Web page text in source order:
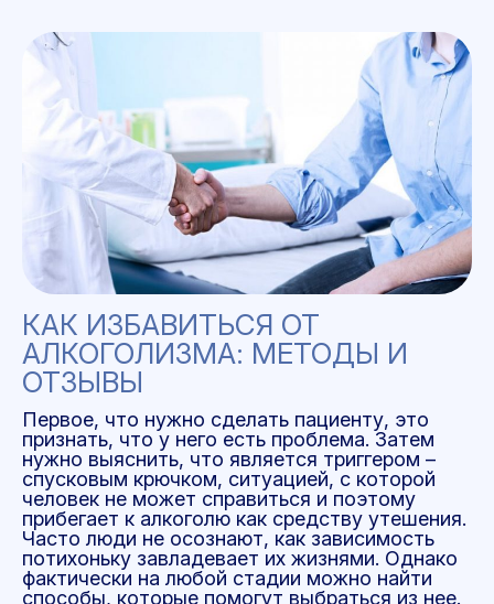
КАК ИЗБАВИТЬСЯ ОТ
АЛКОГОЛИЗМА: МЕТОДЫ И
ОТЗЫВЫ
Первое, что нужно сделать пациенту, это
признать, что у него есть проблема. Затем
нужно выяснить, что является триггером –
спусковым крючком, ситуацией, с которой
человек не может справиться и поэтому
прибегает к алкоголю как средству утешения.
Часто люди не осознают, как зависимость
потихоньку завладевает их жизнями. Однако
фактически на любой стадии можно найти
способы, которые помогут выбраться из нее.